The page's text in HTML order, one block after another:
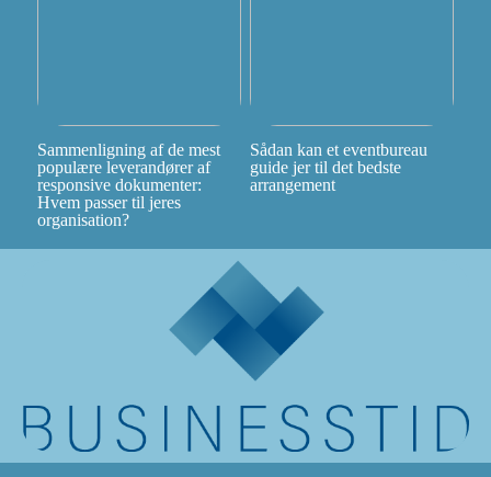
Sammenligning af de mest
populære leverandører af
responsive dokumenter:
Hvem passer til jeres
organisation?
Sådan kan et eventbureau
guide jer til det bedste
arrangement